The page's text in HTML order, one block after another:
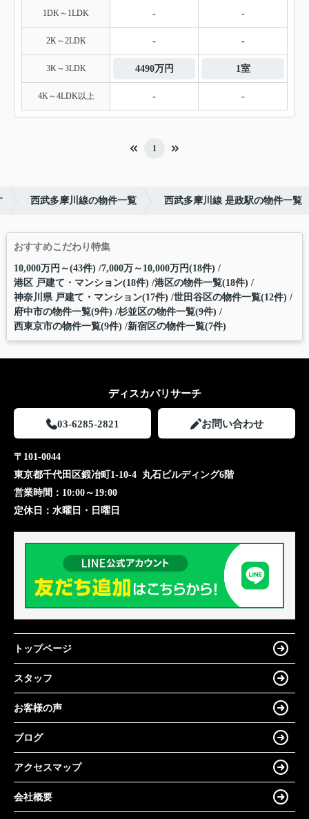
1DK～1LDK - -
2K～2LDK - -
3K～3LDK 4490万円 1室
4K～4LDK以上 - -
1
西武多摩川線の物件一覧 西武多摩川線 是政駅の物件一覧
おすすめこだわり特集
10,000万円～(43件) 7,000万～10,000万円(18件)
港区 戸建て・マンション(18件) 港区の物件一覧(18件)
神奈川県 戸建て・マンション(17件) 世田谷区の物件一覧(12件)
府中市の物件一覧(9件) 杉並区の物件一覧(9件)
西東京市の物件一覧(9件) 新宿区の物件一覧(7件)
ディスカバリサーチ
03-6285-2821 お問い合わせ
〒101-0044
東京都千代田区鍛冶町1-10-4 丸石ビルディング6階
営業時間： 10:00～19:00
定休日： 水曜日・日曜日
トップページ
スタッフ
お客様の声
ブログ
アクセスマップ
会社概要